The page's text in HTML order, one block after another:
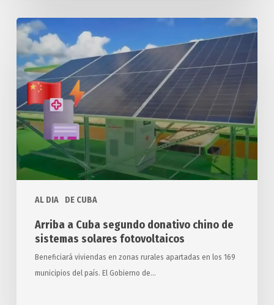
AL DIA DE CUBA
Arriba
Cuba
segundo
donativo
chino
de
sistemas
solares
fotovoltaicos
Arriba a Cuba segundo donativo chino de
sistemas solares fotovoltaicos
Beneficiará viviendas en zonas rurales apartadas en los 169
municipios del país. El Gobierno de…